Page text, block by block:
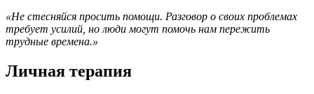
«Не стесняйся просить помощи. Разговор о своих проблемах
требует усилий, но люди могут помочь нам пережить
трудные времена.»
Личная терапия